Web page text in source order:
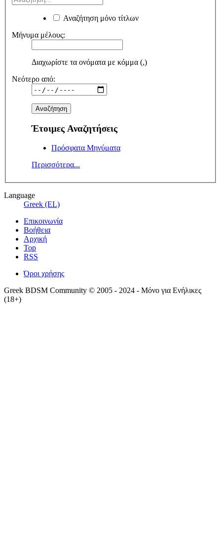
Αναζήτηση μόνο τίτλων
Μήνυμα μέλους:
Διαχωρίστε τα ονόματα με κόμμα (,)
Νεότερο από:
Έτοιμες Αναζητήσεις
Πρόσφατα Μηνύματα
Περισσότερα...
Language
Greek (EL)
Επικοινωνία
Βοήθεια
Αρχική
Top
RSS
Όροι χρήσης
Greek BDSM Community © 2005 - 2024 - Μόνο για Ενήλικες
(18+)